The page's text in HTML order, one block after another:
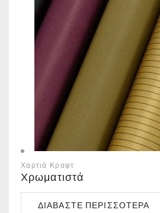
Χαρτιά Κραφτ
Χρωματιστά
ΔΙΑΒΆΣΤΕ ΠΕΡΙΣΣΌΤΕΡΑ